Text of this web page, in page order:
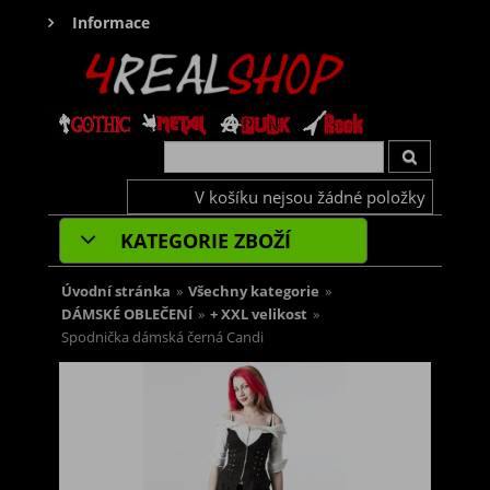
Informace
V košíku nejsou žádné položky
KATEGORIE ZBOŽÍ
Úvodní stránka » Všechny kategorie »
DÁMSKÉ OBLEČENÍ » + XXL velikost »
Spodnička dámská černá Candi